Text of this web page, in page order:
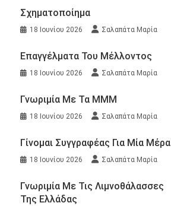
Σχηματοποίημα
18 Ιουνίου 2026 Σαλαπάτα Μαρία
Επαγγέλματα Του Μέλλοντος
18 Ιουνίου 2026 Σαλαπάτα Μαρία
Γνωριμία Με Τα ΜΜΜ
18 Ιουνίου 2026 Σαλαπάτα Μαρία
Γίνομαι Συγγραφέας Για Μία Μέρα
18 Ιουνίου 2026 Σαλαπάτα Μαρία
Γνωριμία Με Τις Λιμνοθάλασσες
Της Ελλάδας